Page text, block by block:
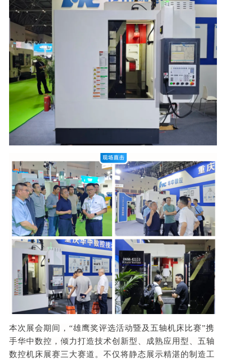
本次展会期间，“雄鹰奖评选活动暨及五轴机床比赛”携
手华中数控，倾力打造技术创新型、成熟应用型、五轴
数控机床展赛三大赛道。不仅将静态展示精湛的制造工